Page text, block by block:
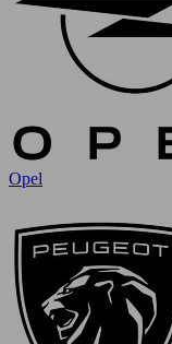
Opel